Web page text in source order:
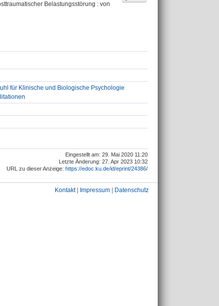
Belastungsstörung : von
für Klinische und Biologische Psychologie
Eingestellt am: 29. Mai 2020 11:20
Letzte Änderung: 27. Apr 2023 10:32
URL zu dieser Anzeige: https://edoc.ku.de/id/eprint/24386/
Kontakt| Impressum Datenschutz